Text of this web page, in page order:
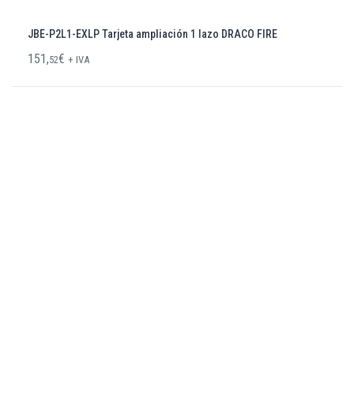
JBE-P2L1-EXLP Tarjeta ampliación 1 lazo DRACO FIRE
151,52€ + IVA